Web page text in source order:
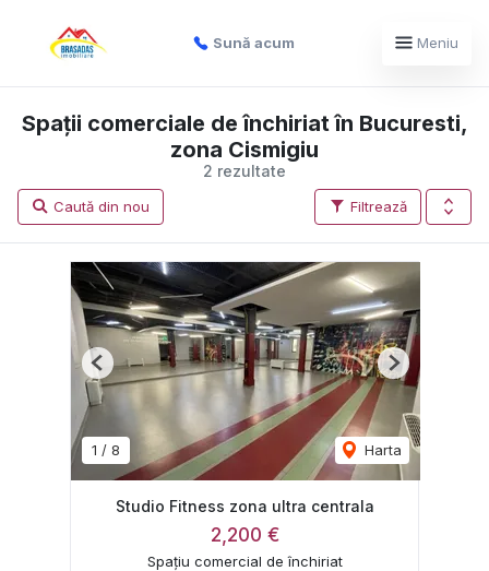
Sună acum Meniu
2 rezultate
Spații comerciale de închiriat în Bucuresti,
zona Cismigiu
Filtrează
Caută din nou
1 / 8 Harta
Previous Next
Studio Fitness zona ultra centrala
2,200 €
Spațiu comercial de închiriat